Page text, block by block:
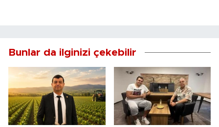
Bunlar da ilginizi çekebilir